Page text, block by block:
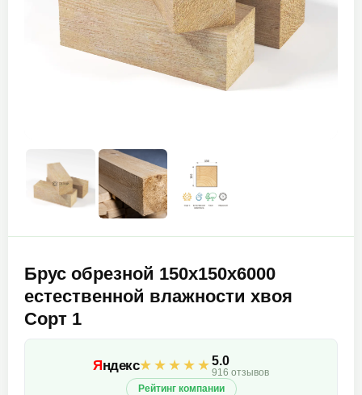
Брус обрезной 150х150х6000
естественной влажности хвоя
Сорт 1
Яндекс★★★★★5.0
916 отзывов
Рейтинг компании